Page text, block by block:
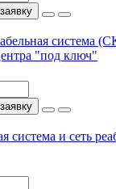
система
"под ключ"
система и сеть